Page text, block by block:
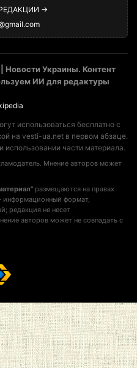
→
Украины. Контент
ИИ для редактуры
использоваться бесплатно с
на vesti-ua.net в первом абзаце.
части материала.
Мнение авторов может
размещаются на правах
информационный формат,
редакция не несет
авторов может не совпадать с